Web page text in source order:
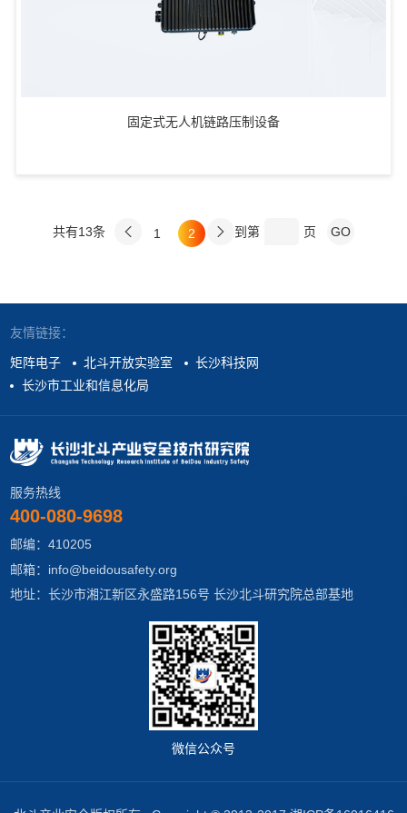
固定式无人机链路压制设备
共有13条 1 2 到第 页
友情链接：
矩阵电子 北斗开放实验室
长沙科技网
长沙市工业和信息化局
服务热线
400-080-9698
邮编：410205
邮箱：info@beidousafety.org
地址：长沙市湘江新区永盛路156号 长沙北斗研究院总部基地
微信公众号